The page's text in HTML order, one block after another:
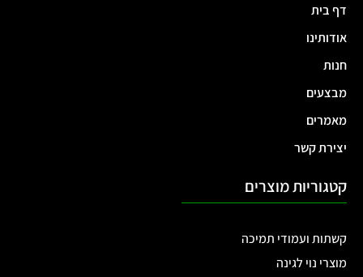
דף בית
אודותינו
חנות
מבצעים
מאמרים
יצירת קשר
קטגוריות מוצרים
קשתות ועמודי תמיכה
מוצרי נוי לגינה